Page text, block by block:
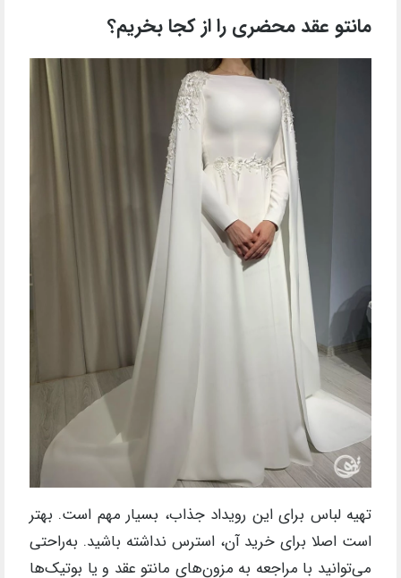
مانتو عقد محضری را از کجا بخریم؟
تهیه لباس برای این رویداد جذاب، بسیار مهم است. بهتر
است اصلا برای خرید آن، استرس نداشته‌ باشید. به‌راحتی
می‌توانید با مراجعه به مزون‌های مانتو عقد و یا بوتیک‌ها